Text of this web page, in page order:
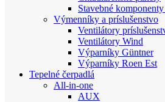
Stavebné
Výmenníky a príslušenstvo
Ventilátory
Ventilátory Wind
Výparníky Güntner
Výparníky Roen Est
Tepelné čerpadlá
All-in-one
AUX